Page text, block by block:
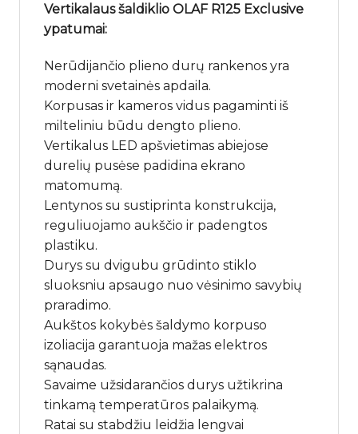
Vertikalaus šaldiklio OLAF R125 Exclusive
ypatumai:
Nerūdijančio plieno durų rankenos yra
moderni svetainės apdaila.
Korpusas ir kameros vidus pagaminti iš
milteliniu būdu dengto plieno.
Vertikalus LED apšvietimas abiejose
durelių pusėse padidina ekrano
matomumą.
Lentynos su sustiprinta konstrukcija,
reguliuojamo aukščio ir padengtos
plastiku.
Durys su dvigubu grūdinto stiklo
sluoksniu apsaugo nuo vėsinimo savybių
praradimo.
Aukštos kokybės šaldymo korpuso
izoliacija garantuoja mažas elektros
sąnaudas.
Savaime užsidarančios durys užtikrina
tinkamą temperatūros palaikymą.
Ratai su stabdžiu leidžia lengvai